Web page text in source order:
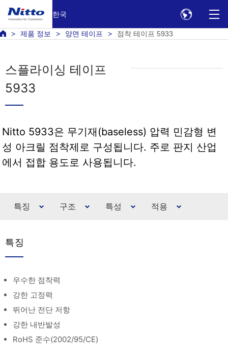
한국
제품 정보 양면 테이프 점착 테이프 5933
스플라이싱 테이프
5933
Nitto 5933은 무기재(baseless) 압력 민감형 변
성 아크릴 점착제로 구성됩니다. 주로 판지 산업
에서 접합 용도로 사용됩니다.
특징 구조 특성 적용
특징
우수한 점착력
강한 고정력
뛰어난 전단 저항
강한 내반발성
RoHS 준수(2002/95/CE)